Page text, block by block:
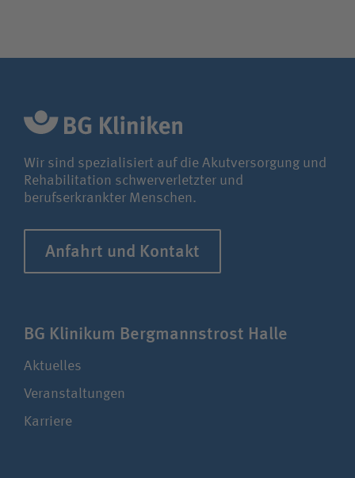
Wir sind spezialisiert auf die Akutversorgung und
Rehabilitation schwerverletzter und
berufserkrankter Menschen.
Anfahrt und Kontakt
BG Klinikum Bergmannstrost Halle
Aktuelles
Veranstaltungen
Karriere